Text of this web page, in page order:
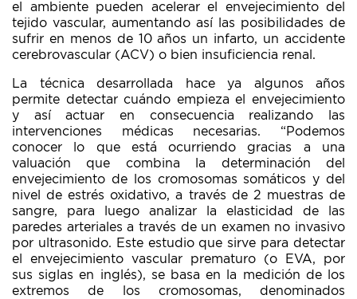
el ambiente pueden acelerar el envejecimiento del
tejido vascular, aumentando así las posibilidades de
sufrir en menos de 10 años un infarto, un accidente
cerebrovascular (ACV) o bien insuficiencia renal.
La técnica desarrollada hace ya algunos años
permite detectar cuándo empieza el envejecimiento
y así actuar en consecuencia realizando las
intervenciones médicas necesarias. “Podemos
conocer lo que está ocurriendo gracias a una
valuación que combina la determinación del
envejecimiento de los cromosomas somáticos y del
nivel de estrés oxidativo, a través de 2 muestras de
sangre, para luego analizar la elasticidad de las
paredes arteriales a través de un examen no invasivo
por ultrasonido. Este estudio que sirve para detectar
el envejecimiento vascular prematuro (o EVA, por
sus siglas en inglés), se basa en la medición de los
extremos de los cromosomas, denominados